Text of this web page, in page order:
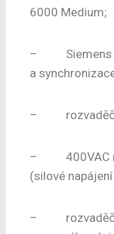
6000 Medium;
– Siemens
a
– rozvaděč
– 400VAC
(silové
– rozvaděč